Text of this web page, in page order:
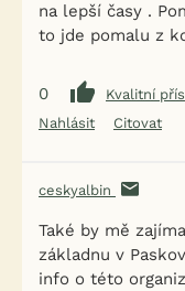
na lepší časy .
to jde pomalu z
0
Kvalitní
Nahlásit
Citovat
ceskyalbin
Také by mě
základnu v
info o této